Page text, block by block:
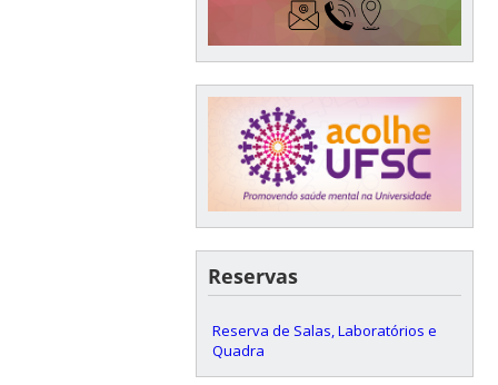
Reservas
Reserva de Salas, Laboratórios e
Quadra